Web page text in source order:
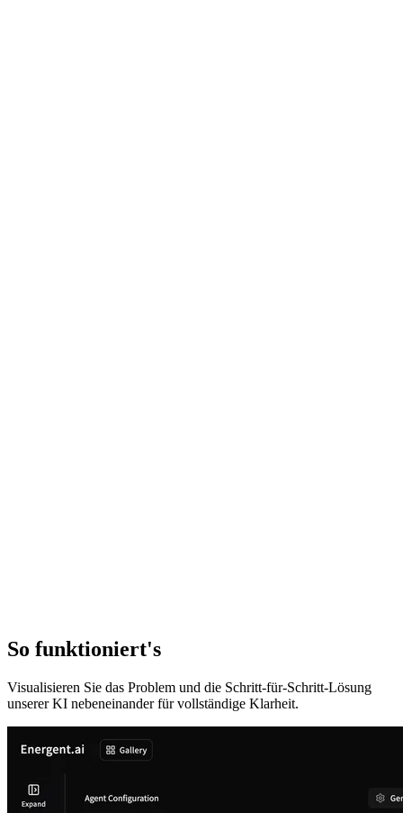
So funktioniert's
Visualisieren Sie das Problem und die Schritt-für-Schritt-Lösung
unserer KI nebeneinander für vollständige Klarheit.